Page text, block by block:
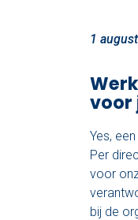
1
voor
Yes,
Per
voor
bij de